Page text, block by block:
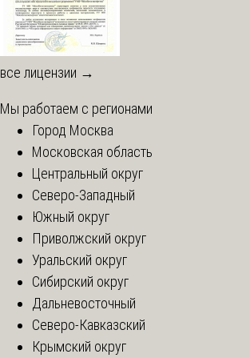
все лицензии →
Мы работаем с регионами
Город Москва
Московская область
Центральный округ
Северо-Западный
Южный округ
Приволжский округ
Уральский округ
Сибирский округ
Дальневосточный
Северо-Кавказский
Крымский округ